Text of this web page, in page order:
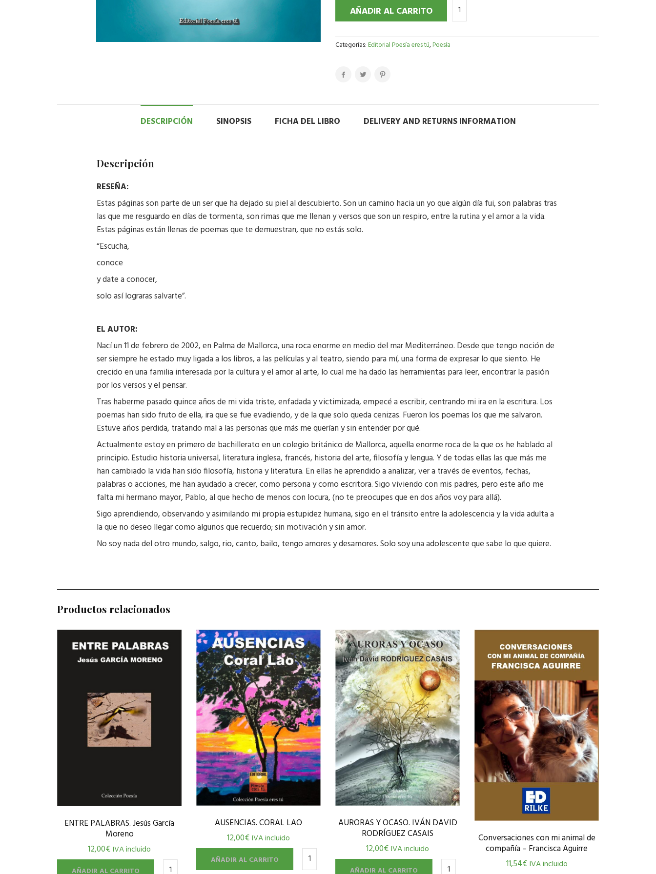
AÑADIR AL CARRITO
Categorías:Editorial Poesía eres tú,Poesía
DESCRIPCIÓN SINOPSIS FICHA DEL LIBRO DELIVERY AND RETURNS INFORMATION
Descripción
RESEÑA:
Estas páginas son parte de un ser que ha dejado su piel al descubierto. Son un camino hacia un yo que algún día fui, son palabras tras
las que me resguardo en días de tormenta, son rimas que me llenan y versos que son un respiro, entre la rutina y el amor a la vida.
Estas páginas están llenas de poemas que te demuestran, que no estás solo.
“Escucha,
conoce
y date a conocer,
solo así lograras salvarte”.
EL AUTOR:
Nací un 11 de febrero de 2002, en Palma de Mallorca, una roca enorme en medio del mar Mediterráneo. Desde que tengo noción de
ser siempre he estado muy ligada a los libros, a las películas y al teatro, siendo para mí, una forma de expresar lo que siento. He
crecido en una familia interesada por la cultura y el amor al arte, lo cual me ha dado las herramientas para leer, encontrar la pasión
por los versos y el pensar.
Tras haberme pasado quince años de mi vida triste, enfadada y victimizada, empecé a escribir, centrando mi ira en la escritura. Los
poemas han sido fruto de ella, ira que se fue evadiendo, y de la que solo queda cenizas. Fueron los poemas los que me salvaron.
Estuve años perdida, tratando mal a las personas que más me querían y sin entender por qué.
Actualmente estoy en primero de bachillerato en un colegio británico de Mallorca, aquella enorme roca de la que os he hablado al
principio. Estudio historia universal, literatura inglesa, francés, historia del arte, filosofía y lengua. Y de todas ellas las que más me
han cambiado la vida han sido filosofía, historia y literatura. En ellas he aprendido a analizar, ver a través de eventos, fechas,
palabras o acciones, me han ayudado a crecer, como persona y como escritora. Sigo viviendo con mis padres, pero este año me
falta mi hermano mayor, Pablo, al que hecho de menos con locura, (no te preocupes que en dos años voy para allá).
Sigo aprendiendo, observando y asimilando mi propia estupidez humana, sigo en el tránsito entre la adolescencia y la vida adulta a
la que no deseo llegar como algunos que recuerdo; sin motivación y sin amor.
No soy nada del otro mundo, salgo, rio, canto, bailo, tengo amores y desamores. Solo soy una adolescente que sabe lo que quiere.
Productos relacionados
ENTRE PALABRAS. Jesús García
Moreno
12,00€IVA incluido
AÑADIR AL CARRITO
AUSENCIAS. CORAL LAO
12,00€IVA incluido
AÑADIR AL CARRITO
AURORAS Y OCASO. IVÁN DAVID
RODRÍGUEZ CASAIS
12,00€IVA incluido
AÑADIR AL CARRITO
Conversaciones con mi animal de
compañía – Francisca Aguirre
11,54€ IVA incluido